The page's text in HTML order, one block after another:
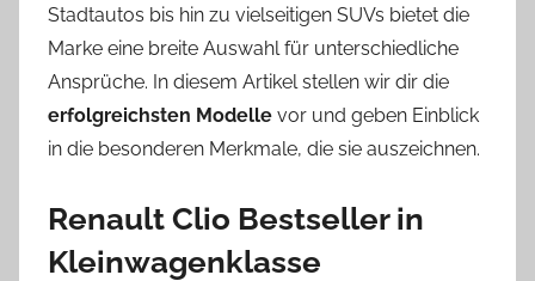
Stadtautos bis hin zu vielseitigen SUVs bietet die
Marke eine breite Auswahl für unterschiedliche
Ansprüche. In diesem Artikel stellen wir dir die
erfolgreichsten Modelle vor und geben Einblick
in die besonderen Merkmale, die sie auszeichnen.
Renault Clio Bestseller in
Kleinwagenklasse